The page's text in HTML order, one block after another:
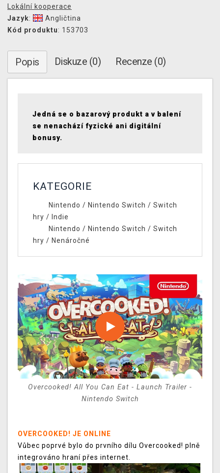
Lokální kooperace
Jazyk:
Angličtina
Kód produktu: 153703
Popis Diskuze (0) Recenze (0)
Jedná se o bazarový produkt a v balení
se nenachází fyzické ani digitální
bonusy.
KATEGORIE
Nintendo / Nintendo Switch / Switch
hry / Indie
Nintendo / Nintendo Switch / Switch
hry / Nenáročné
Overcooked! All You Can Eat - Launch Trailer -
Nintendo Switch
OVERCOOKED! JE ONLINE
Vůbec poprvé bylo do prvního dílu Overcooked! plně
integrováno hraní přes internet.